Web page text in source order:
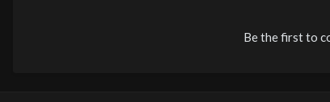
Be the first to